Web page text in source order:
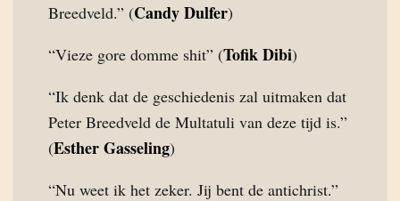
Breedveld.” (Candy Dulfer)
“Vieze gore domme shit” (Tofik Dibi)
“Ik denk dat de geschiedenis zal uitmaken dat
Peter Breedveld de Multatuli van deze tijd is.”
(Esther Gasseling)
“Nu weet ik het zeker. Jij bent de antichrist.”